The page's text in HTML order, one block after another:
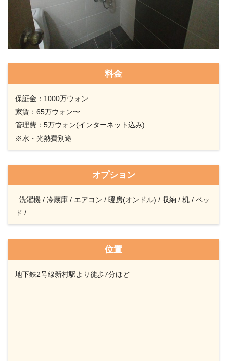
料金
保証金：1000万ウォン
家賃：65万ウォン〜
管理費：5万ウォン(インターネット込み)
※水・光熱費別途
オプション
洗濯機 / 冷蔵庫 / エアコン / 暖房(オンドル) / 収納 / 机 / ベッ
ド /
位置
地下鉄2号線新村駅より徒歩7分ほど